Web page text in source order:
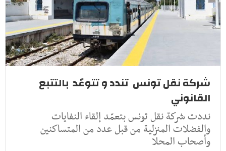
شركة نقل تونس تندد و تتوعّد بالتتبع
القانوني
نددت شركة نقل تونس بتعمّد إلقاء النفايات
والفضلات المنزلية من قبل عدد من المتساكنين
وأصحاب المحلا